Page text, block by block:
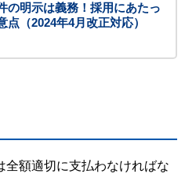
の明示は義務！採用にあたっ
点（2024年4月改正対応）
額適切に支払わなければな